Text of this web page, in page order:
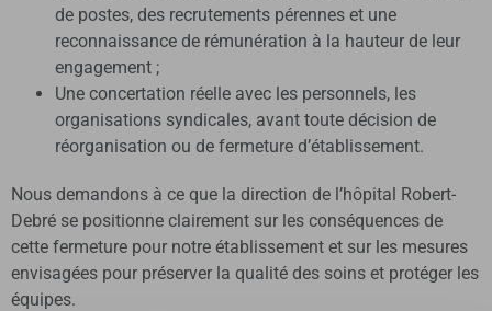
de postes, des recrutements pérennes et une
reconnaissance de rémunération à la hauteur de leur
engagement ;
Une concertation réelle avec les personnels, les
organisations syndicales, avant toute décision de
réorganisation ou de fermeture d’établissement.
Nous demandons à ce que la direction de l’hôpital Robert-
Debré se positionne clairement sur les conséquences de
cette fermeture pour notre établissement et sur les mesures
envisagées pour préserver la qualité des soins et protéger les
équipes.